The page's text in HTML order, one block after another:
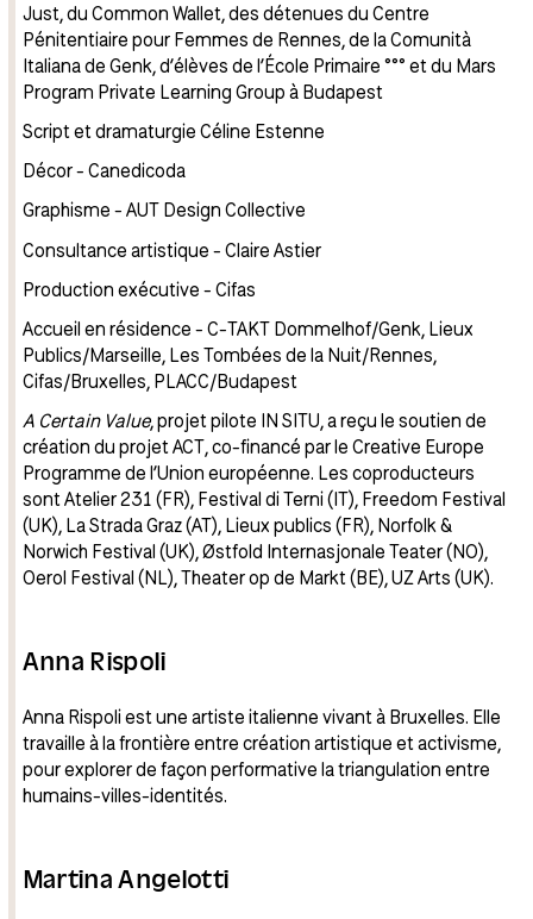
Just, du Common Wallet, des détenues du Centre
Pénitentiaire pour Femmes de Rennes, de la Comunità
Italiana de Genk, d’élèves de l’École Primaire °°° et du Mars
Program Private Learning Group à Budapest
Script et dramaturgie Céline Estenne
Décor - Canedicoda
Graphisme - AUT Design Collective
Consultance artistique - Claire Astier
Production exécutive - Cifas
Accueil en résidence - C-TAKT Dommelhof/Genk, Lieux
Publics/Marseille, Les Tombées de la Nuit/Rennes,
Cifas/Bruxelles, PLACC/Budapest
A Certain Value, projet pilote IN SITU, a reçu le soutien de
création du projet ACT, co-financé par le Creative Europe
Programme de l’Union européenne. Les coproducteurs
sont Atelier 231 (FR), Festival di Terni (IT), Freedom Festival
(UK), La Strada Graz (AT), Lieux publics (FR), Norfolk &
Norwich Festival (UK), Østfold Internasjonale Teater (NO),
Oerol Festival (NL), Theater op de Markt (BE), UZ Arts (UK).
Anna Rispoli
Anna Rispoli est une artiste italienne vivant à Bruxelles. Elle
travaille à la frontière entre création artistique et activisme,
pour explorer de façon performative la triangulation entre
humains-villes-identités.
Martina Angelotti